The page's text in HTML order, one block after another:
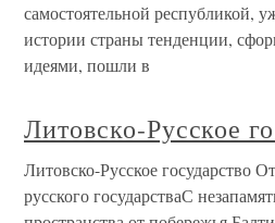
самостоятельной республикой,
истории страны тенденции,
идеями, пошли в
Литовско-Русское
Литовско-Русское государство
русского государстваС